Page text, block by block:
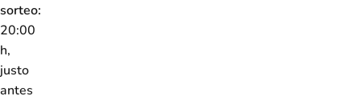
sorteo:
20:00
h,
justo
antes